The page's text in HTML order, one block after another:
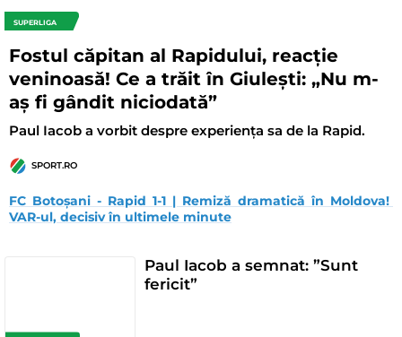
SUPERLIGA
Fostul căpitan al Rapidului, reacție
veninoasă! Ce a trăit în Giulești: „Nu m-
aş fi gândit niciodată”
Paul Iacob a vorbit despre experiența sa de la Rapid.
SPORT.RO
FC Botoșani - Rapid 1-1 | Remiză dramatică în Moldova!
VAR-ul, decisiv în ultimele minute
Paul Iacob a semnat: ”Sunt
fericit”